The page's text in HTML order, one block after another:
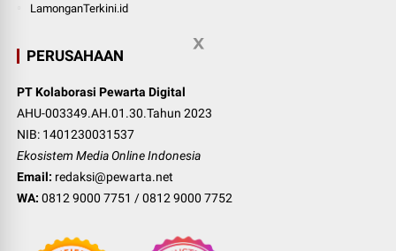
LamonganTerkini.id
PERUSAHAAN
PT Kolaborasi Pewarta Digital
AHU-003349.AH.01.30.Tahun 2023
NIB: 1401230031537
Ekosistem Media Online Indonesia
Email: redaksi@pewarta.net
WA: 0812 9000 7751 /0812 9000 7752